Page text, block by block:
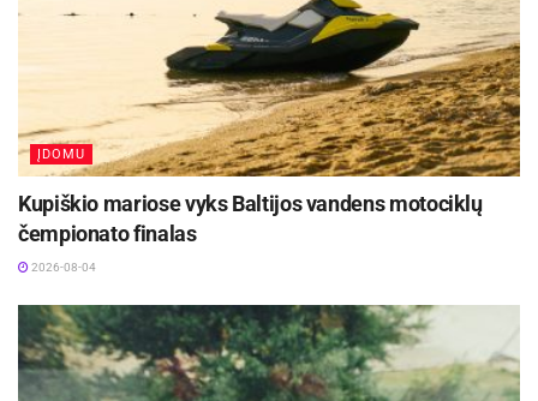
ĮDOMU
Kupiškio mariose vyks Baltijos vandens motociklų
čempionato finalas
2026-08-04